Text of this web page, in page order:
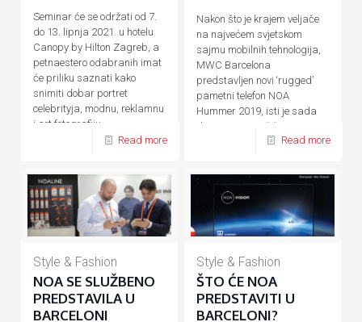
Seminar će se održati od 7.
do 13. lipnja 2021. u hotelu
Canopy by Hilton Zagreb, a
petnaestero odabranih imat
će priliku saznati kako
snimiti dobar portret
celebrityja, modnu, reklamnu
i art fotografiju.
Read more
Nakon što je krajem veljače
na najvećem svjetskom
sajmu mobilnih tehnologija,
MWC Barcelona
predstavljen novi ‘rugged’
pametni telefon NOA
Hummer 2019, isti je sada
dostupan na tržištu. Za sve
Read more
Style & Fashion
NOA SE SLUŽBENO
PREDSTAVILA U
BARCELONI
Style & Fashion
ŠTO ĆE NOA
PREDSTAVITI U
BARCELONI?